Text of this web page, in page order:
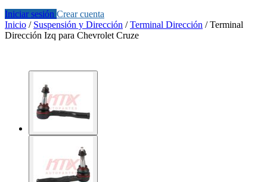
Iniciar sesión Crear cuenta
Inicio / Suspensión y Dirección /Terminal Dirección /Terminal
Dirección Izq para Chevrolet Cruze